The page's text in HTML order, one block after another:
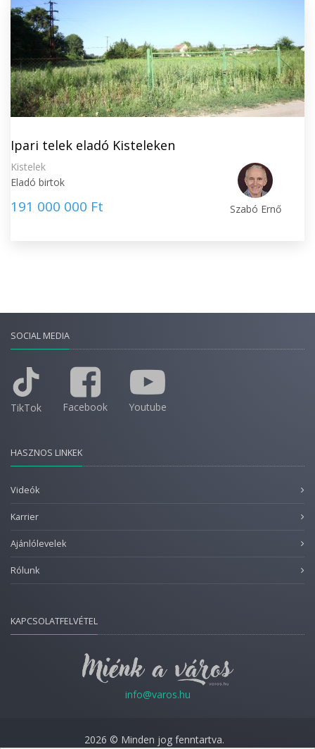
Ipari telek eladó Kisteleken
Kistelek
Eladó birtok
191 000 000 Ft Szabó Ernő
SOCIAL MEDIA
TikTok Facebook Youtube
HASZNOS LINKEK
Videók
Karrier
Ajánlólevelek
Rólunk
KAPCSOLATFELVÉTEL
info@varos.hu
2026 © Minden jog fenntartva.